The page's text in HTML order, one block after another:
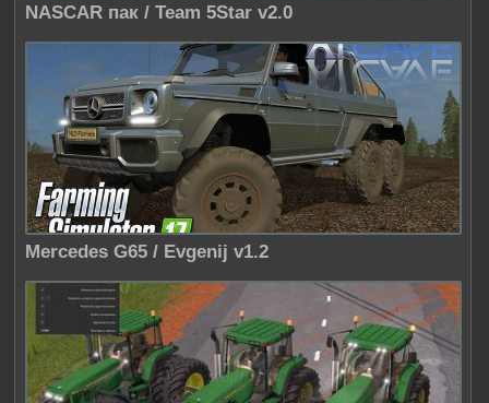
NASCAR пак / Team 5Star v2.0
Mercedes G65 / Evgenij v1.2